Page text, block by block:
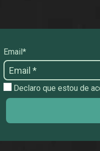
Email*
Declaro que estou de